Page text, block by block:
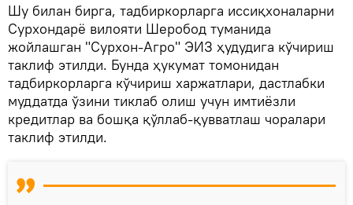
Шу билан бирга, тадбиркорларга иссиқхоналарни
Сурхондарё вилояти Шеробод туманида
жойлашган "Сурхон-Агро" ЭИЗ ҳудудига кўчириш
таклиф этилди. Бунда ҳукумат томонидан
тадбиркорларга кўчириш харжатлари, дастлабки
муддатда ўзини тиклаб олиш учун имтиёзли
кредитлар ва бошқа қўллаб-қувватлаш чоралари
таклиф этилди.